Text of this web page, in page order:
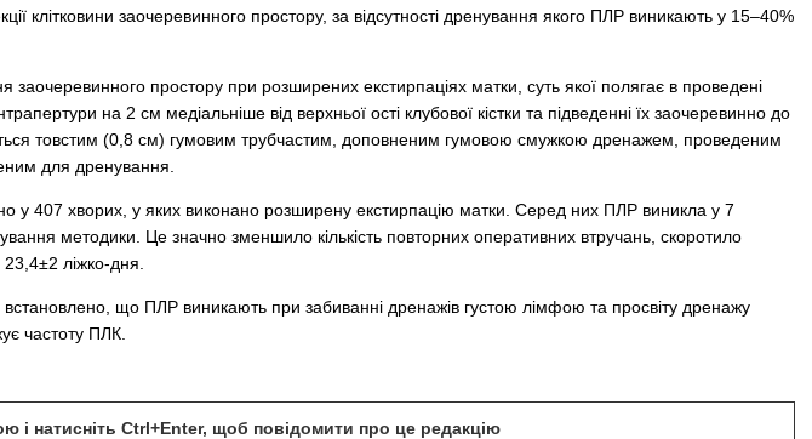
клітковини заочеревинного простору, за відсутності дренування якого ПЛР виникають у 15–40%
простору при розширених екстирпаціях матки, суть якої полягає в проведені
на 2 см медіальніше від верхньої ості клубової кістки та підведенні їх заочеревинно до
товстим (0,8 см) гумовим трубчастим, доповненим гумовою смужкою дренажем, проведеним
для дренування.
у 407 хворих, у яких виконано розширену екстирпацію матки. Серед них ПЛР виникла у 7
методики. Це значно зменшило кількість повторних оперативних втручань, скоротило
ліжко-дня.
що ПЛР виникають при забиванні дренажів густою лімфою та просвіту дренажу
частоту ПЛК.
і натисніть Ctrl+Enter, щоб повідомити про це редакцію